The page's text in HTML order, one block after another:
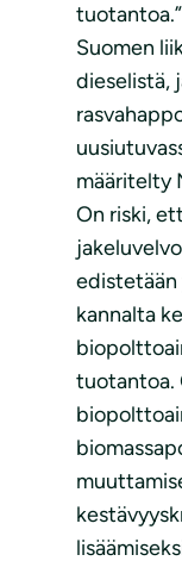
Suomen
dieselistä,
määritelty
On riski,
edistetään
kannalta
tuotantoa.